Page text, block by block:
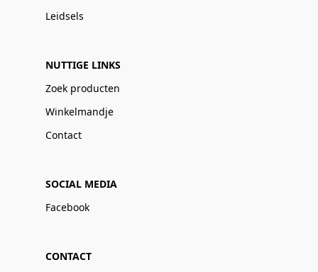
Leidsels
NUTTIGE LINKS
Zoek producten
Winkelmandje
Contact
SOCIAL MEDIA
Facebook
CONTACT